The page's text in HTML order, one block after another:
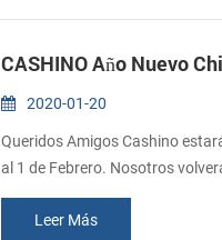
CASHINO Año Nuevo
2020-01-20
Queridos Amigos Cashino
al 1 de Febrero. Nosotros
un feliz año nuevo lleno de
Leer Más